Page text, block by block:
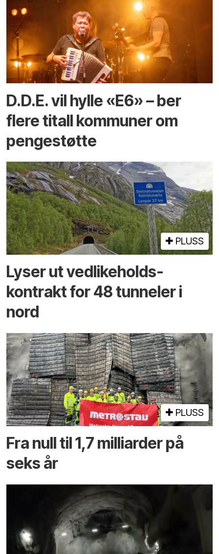
D.D.E. vil hylle «E6» – ber
flere titall kommuner om
pengestøtte
PLUSS
Lyser ut vedlikeholds­
kontrakt for 48 tunneler i
nord
PLUSS
Fra null til 1,7 milliarder på
seks år